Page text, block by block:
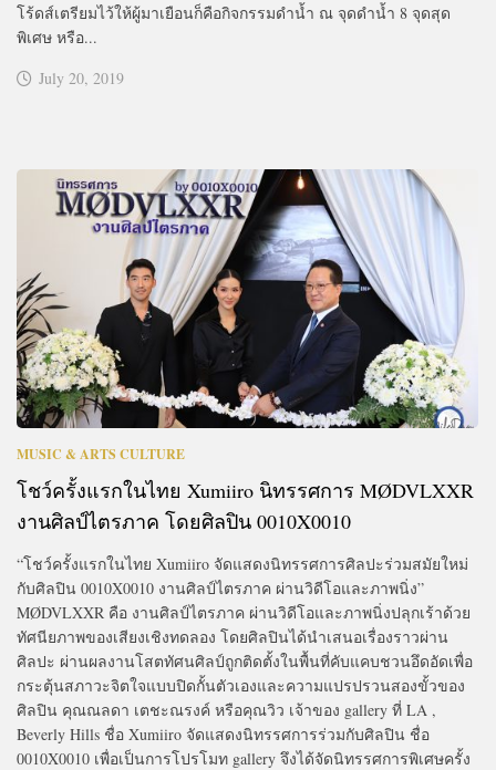
โร้ดส์เตรียมไว้ให้ผู้มาเยือนก็คือกิจกรรมดำน้ำ ณ จุดดำน้ำ 8 จุดสุด
พิเศษ หรือ...
July 20, 2019
MUSIC & ARTS CULTURE
โชว์ครั้งแรกในไทย Xumiiro นิทรรศการ MØDVLXXR
งานศิลป์ไตรภาค โดยศิลปิน 0010X0010
“โชว์ครั้งแรกในไทย Xumiiro จัดแสดงนิทรรศการศิลปะร่วมสมัยใหม่
กับศิลปิน 0010X0010 งานศิลป์ไตรภาค ผ่านวิดีโอและภาพนิ่ง”
MØDVLXXR คือ งานศิลป์ไตรภาค ผ่านวิดีโอและภาพนิ่งปลุกเร้าด้วย
ทัศนียภาพของเสียงเชิงทดลอง โดยศิลปินได้นำเสนอเรื่องราวผ่าน
ศิลปะ ผ่านผลงานโสตทัศนศิลป์ถูกติดตั้งในพื้นที่คับแคบชวนอึดอัดเพื่อ
กระตุ้นสภาวะจิตใจแบบปิดกั้นตัวเองและความแปรปรวนสองขั้วของ
ศิลปิน คุณณลดา เตชะณรงค์ หรือคุณวิว เจ้าของ gallery ที่ LA ,
Beverly Hills ชื่อ Xumiiro จัดแสดงนิทรรศการร่วมกับศิลปิน ชื่อ
0010X0010 เพื่อเป็นการโปรโมท gallery จึงได้จัดนิทรรศการพิเศษครั้ง